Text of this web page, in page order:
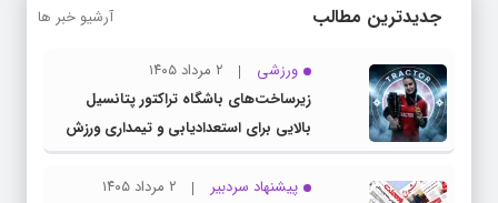
جدیدترین مطالب آرشیو خبر ها
ورزشی
۲ مرداد ۱۴۰۵
زیرساخت‌های باشگاه تراکتور پتانسیل
بالایی برای استعدادیابی و تیمداری ورزش
بانوان دارد
پیشنهاد سردبیر
۲ مرداد ۱۴۰۵